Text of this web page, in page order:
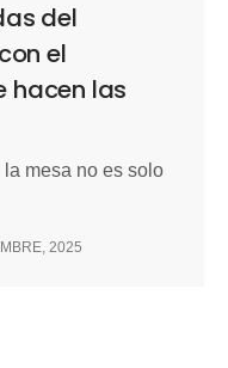
del
el
hacen las
mesa no es solo
2025